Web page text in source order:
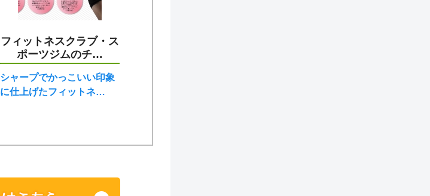
フィットネスクラブ・ス
ポーツジムのチ…
シャープでかっこいい印象
に仕上げたフィットネ…